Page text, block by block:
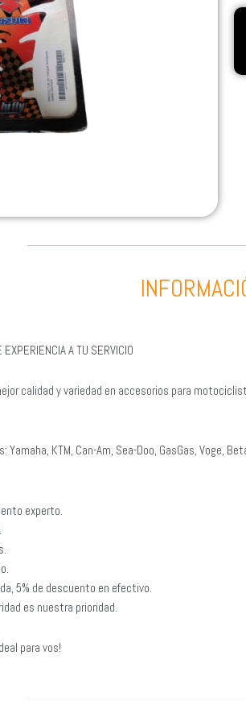
A TU SERVICIO
calidad y variedad en accesorios para
KTM, Can-Am, Sea-Doo, GasGas, Voge,
experto.
5% de descuento en efectivo.
es nuestra prioridad.
para vos!